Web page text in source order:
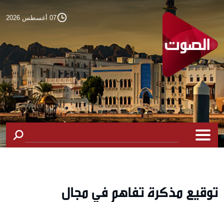
07 أغسطس 2026
توقيع مذكرة تفاهم في مجال